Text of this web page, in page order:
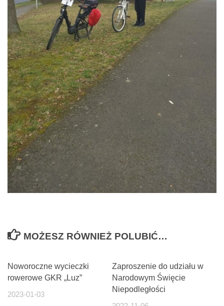
MOŻESZ RÓWNIEŻ POLUBIĆ…
Noworoczne wycieczki
rowerowe GKR „Luz”
2023-01-03
Zaproszenie do udziału w
Narodowym Święcie
Niepodległości